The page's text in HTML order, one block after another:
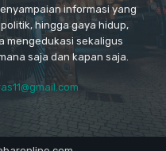
informasi yang
hingga gaya hidup,
mengedukasi sekaligus
saja dan kapan saja.